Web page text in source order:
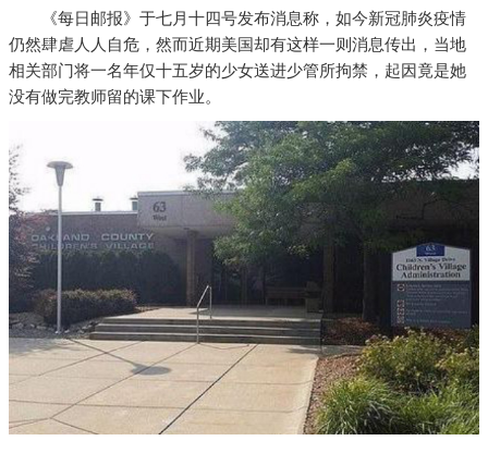
《每日邮报》于七月十四号发布消息称，如今新冠肺炎疫情
仍然肆虐人人自危，然而近期美国却有这样一则消息传出，当地
相关部门将一名年仅十五岁的少女送进少管所拘禁，起因竟是她
没有做完教师留的课下作业。